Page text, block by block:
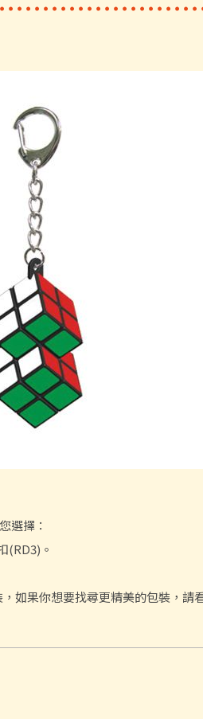
選擇：
(RD3)。
如果你想要找尋更精美的包裝，請